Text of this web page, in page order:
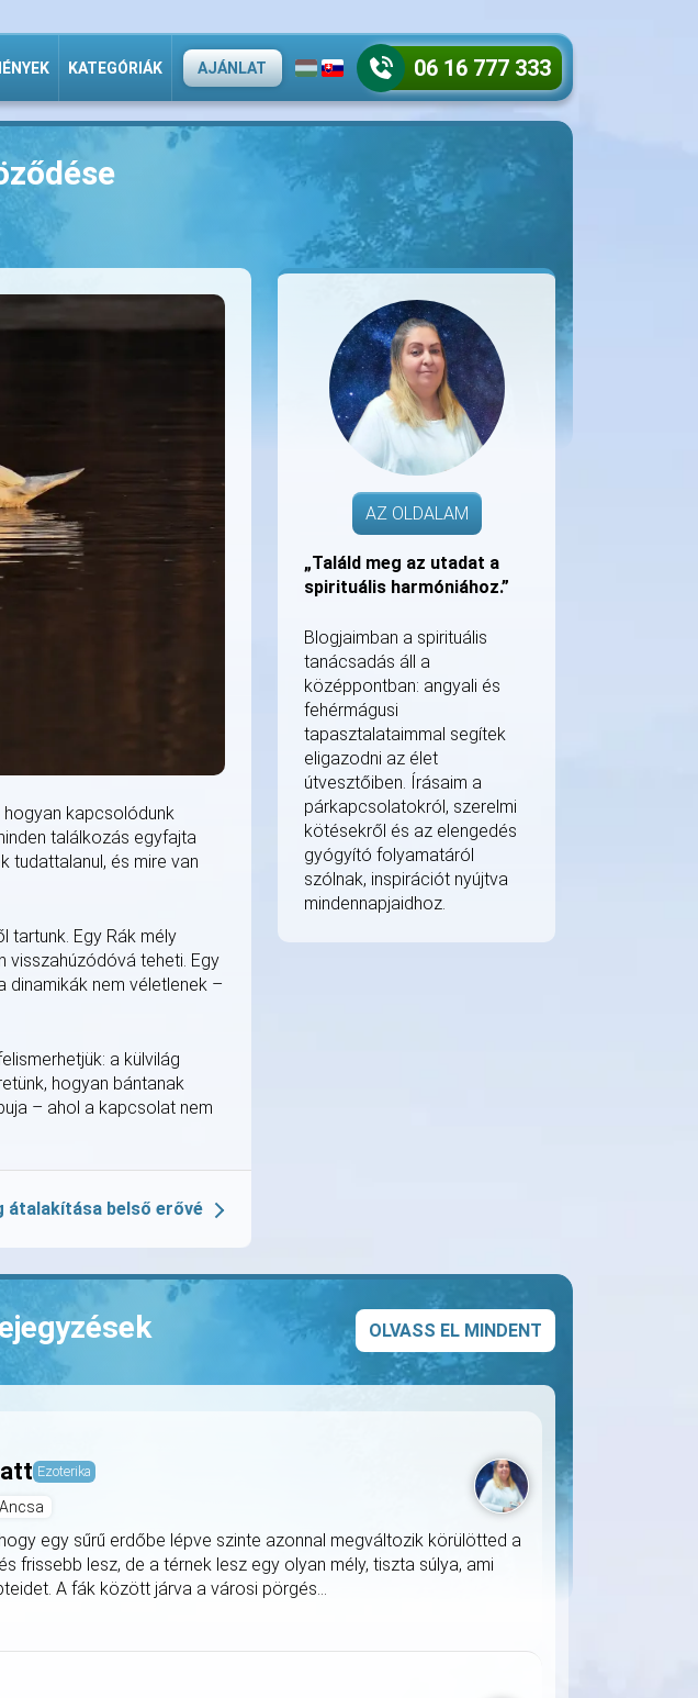
KATEGÓRIÁK AJÁNLAT 06 16 777 333
hogyan kapcsolódunk
találkozás egyfajta
tudattalanul, és mire van
tartunk. Egy Rák mély
visszahúzódóvá teheti. Egy
dinamikák nem véletlenek –
a külvilág
hogyan bántanak
– ahol a kapcsolat nem
átalakítása belső erővé
AZ OLDALAM
„Találd meg az utadat a
spirituális harmóniához.”
Blogjaimban a spirituális
tanácsadás áll a
középpontban: angyali és
fehérmágusi
tapasztalataimmal segítek
eligazodni az élet
útvesztőiben. Írásaim a
párkapcsolatokról, szerelmi
kötésekről és az elengedés
gyógyító folyamatáról
szólnak, inspirációt nyújtva
mindennapjaidhoz.
OLVASS EL MINDENT
Ezoterika
egy sűrű erdőbe lépve szinte azonnal megváltozik körülötted a
frissebb lesz, de a térnek lesz egy olyan mély, tiszta súlya, ami
A fák között járva a városi pörgés...